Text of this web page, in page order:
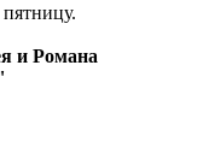
и Романа